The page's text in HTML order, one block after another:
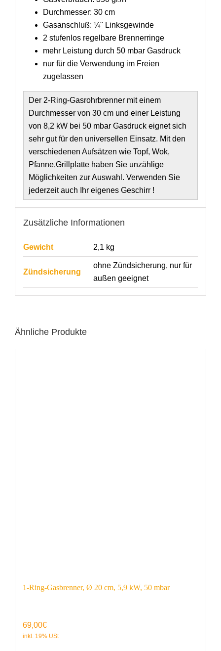
Durchmesser: 30 cm
Gasanschluß: ¼" Linksgewinde
2 stufenlos regelbare Brennerringe
mehr Leistung durch 50 mbar Gasdruck
nur für die Verwendung im Freien
zugelassen
Der 2-Ring-Gasrohrbrenner mit einem
Durchmesser von 30 cm und einer Leistung
von 8,2 kW bei 50 mbar Gasdruck eignet sich
sehr gut für den universellen Einsatz. Mit den
verschiedenen Aufsätzen wie Topf, Wok,
Pfanne,Grillplatte haben Sie unzählige
Möglichkeiten zur Auswahl. Verwenden Sie
jederzeit auch Ihr eigenes Geschirr !
Zusätzliche Informationen
Gewicht 2,1 kg
Zündsicherung
ohne Zündsicherung, nur für
außen geeignet
Ähnliche Produkte
1-Ring-Gasbrenner, Ø 20 cm, 5,9 kW, 50 mbar
69,00€